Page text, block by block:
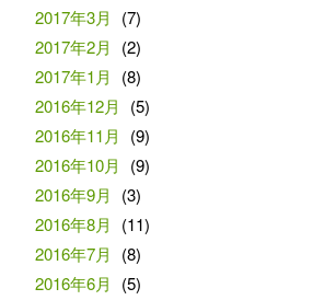
2017年3月
(7)
2017年2月
(2)
2017年1月
(8)
2016年12月
(5)
2016年11月
(9)
2016年10月
(9)
2016年9月
(3)
2016年8月
(11)
2016年7月
(8)
2016年6月
(5)